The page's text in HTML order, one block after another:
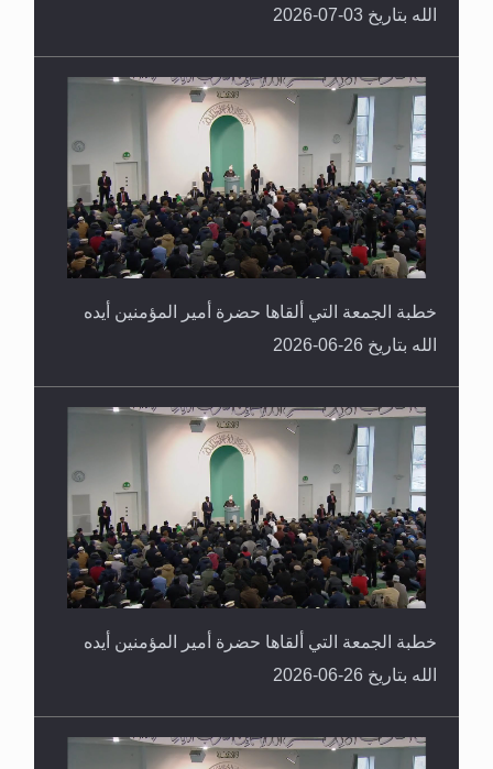
الله بتاريخ 03-07-2026
خطبة الجمعة التي ألقاها حضرة أمير المؤمنين أيده
الله بتاريخ 26-06-2026
خطبة الجمعة التي ألقاها حضرة أمير المؤمنين أيده
الله بتاريخ 26-06-2026